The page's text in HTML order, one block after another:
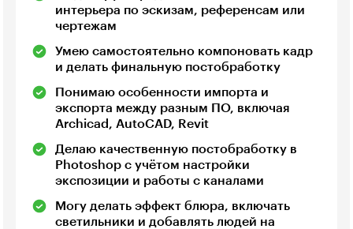
интерьера по эскизам, референсам или
чертежам
Умею самостоятельно компоновать кадр
и делать финальную постобработку
Понимаю особенности импорта и
экспорта между разным ПО, включая
Archicad, AutoCAD, Revit
Делаю качественную постобработку в
Photoshop с учётом настройки
экспозиции и работы с каналами
Могу делать эффект блюра, включать
светильники и добавлять людей на